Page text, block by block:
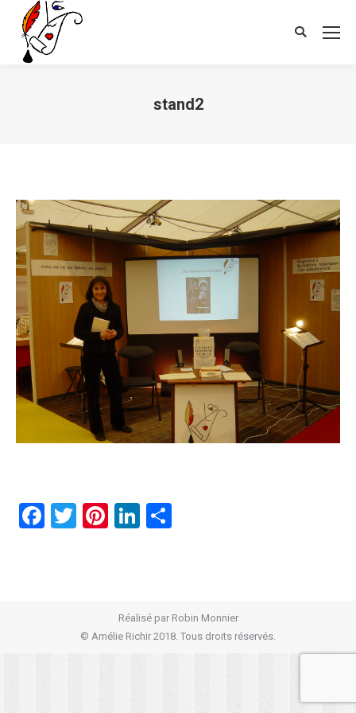
Search:
stand2
Facebook
Twitter
Pinterest
LinkedIn
Réalisé par Robin Monnier
© Amélie Richir 2018. Tous droits réservés.